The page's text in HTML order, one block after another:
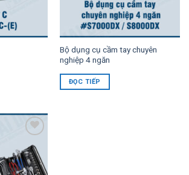
Bộ dụng cụ cầm tay chuyên
nghiệp 4 ngăn
ĐỌC TIẾP
Add to
Wishlist